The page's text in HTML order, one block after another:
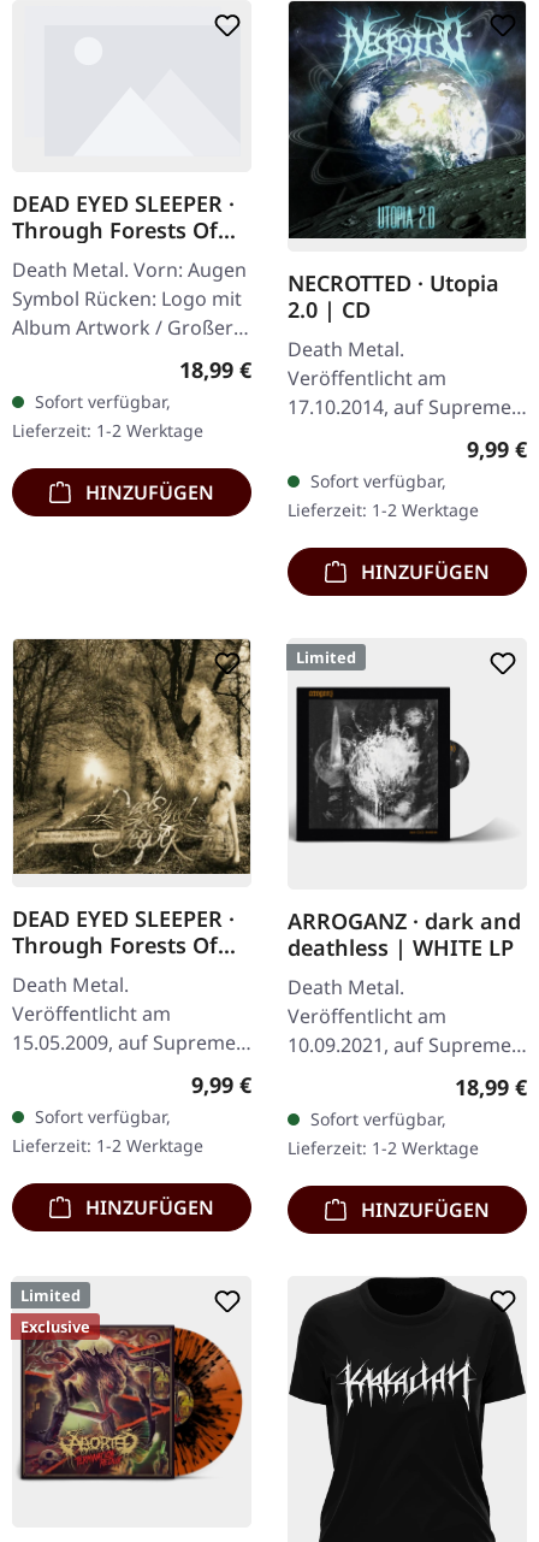
DEAD EYED SLEEPER ·
Through Forests Of
Nonentities Bug Zip |
HSW ZIP L
Death Metal. Vorn: Augen
Symbol Rücken: Logo mit
Album Artwork / Großer
stilisierter Käfer 80%
Baumwolle, 20% Polyester
Regulärer Preis:
18,99 €
Sofort verfügbar,
Lieferzeit: 1-2 Werktage
HINZUFÜGEN
NECROTTED · Utopia
2.0 | CD
Death Metal.
Veröffentlicht am
17.10.2014, auf Supreme
Chaos Records. CD im
Jewelcase. Das neueste
Album von NECROTTED
bietet mal wieder nur
das…
9,99 €
Sofort verfügbar,
Lieferzeit: 1-2 Werktage
HINZUFÜGEN
DEAD EYED SLEEPER ·
Through Forests Of
Nonentities | CD
Death Metal.
Veröffentlicht am
15.05.2009, auf Supreme
Chaos Records. CD im
Jewelcase mit 16-seitigem
Booklet. Was passiert,
wenn man die…
Regulärer Preis:
9,99 €
Sofort verfügbar,
Lieferzeit: 1-2 Werktage
HINZUFÜGEN
Limited
ARROGANZ · dark and
deathless | WHITE LP
Death Metal.
Veröffentlicht am
10.09.2021, auf Supreme
Chaos Records. Weißes
Vinyl im schweren Cover
mit Insert. Limitiert auf
200 handnummerierte…
18,99 €
Sofort verfügbar,
Lieferzeit: 1-2 Werktage
HINZUFÜGEN
Limited
Exclusive